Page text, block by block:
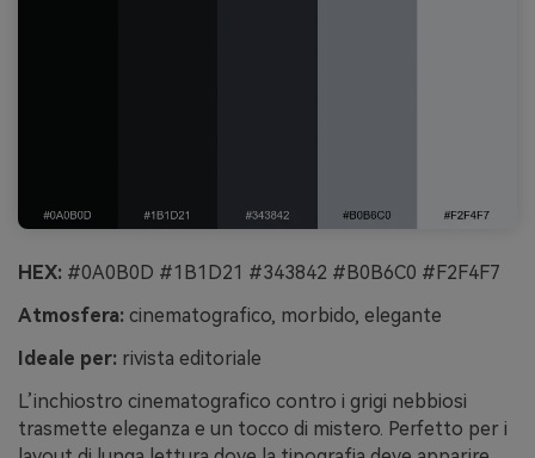
HEX: #0A0B0D #1B1D21 #343842 #B0B6C0 #F2F4F7
Atmosfera: cinematografico, morbido, elegante
Ideale per: rivista editoriale
L’inchiostro cinematografico contro i grigi nebbiosi
trasmette eleganza e un tocco di mistero. Perfetto per i